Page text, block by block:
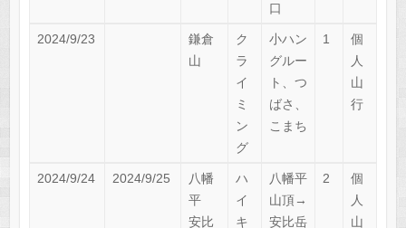
口
2024/9/23
鎌倉
山
ク
ラ
イ
ミ
ン
グ
小ハン
グルー
ト、つ
ばさ、
こまち
1
個
人
山
行
2024/9/24 2024/9/25
八幡
平
安比
ハ
イ
キ
八幡平
山頂→
安比岳
2
個
人
山